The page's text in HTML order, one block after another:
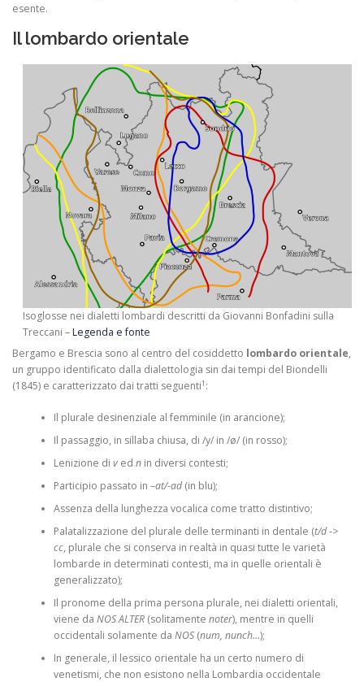
esente.
Il lombardo orientale
Isoglosse nei dialetti lombardi descritti da Giovanni Bonfadini sulla
Treccani –Legenda e fonte
Bergamo e Brescia sono al centro del cosiddetto lombardo orientale,
un gruppo identificato dalla dialettologia sin dai tempi del Biondelli
(1845) e caratterizzato dai tratti seguenti1 :
Il plurale desinenziale al femminile (in arancione);
Il passaggio, in sillaba chiusa, di /y/ in /ø/ (in rosso);
Lenizione di ved n in diversi contesti;
Participio passato in –at/-ad(in blu);
Assenza della lunghezza vocalica come tratto distintivo;
Palatalizzazione del plurale delle terminanti in dentale (t/d->
cc, plurale che si conserva in realtà in quasi tutte le varietà
lombarde in determinati contesti, ma in quelle orientali è
generalizzato);
Il pronome della prima persona plurale, nei dialetti orientali,
viene da NOS ALTER (solitamente noter), mentre in quelli
occidentali solamente da NOS (num, nunch…);
In generale, il lessico orientale ha un certo numero di
venetismi, che non esistono nella Lombardia occidentale